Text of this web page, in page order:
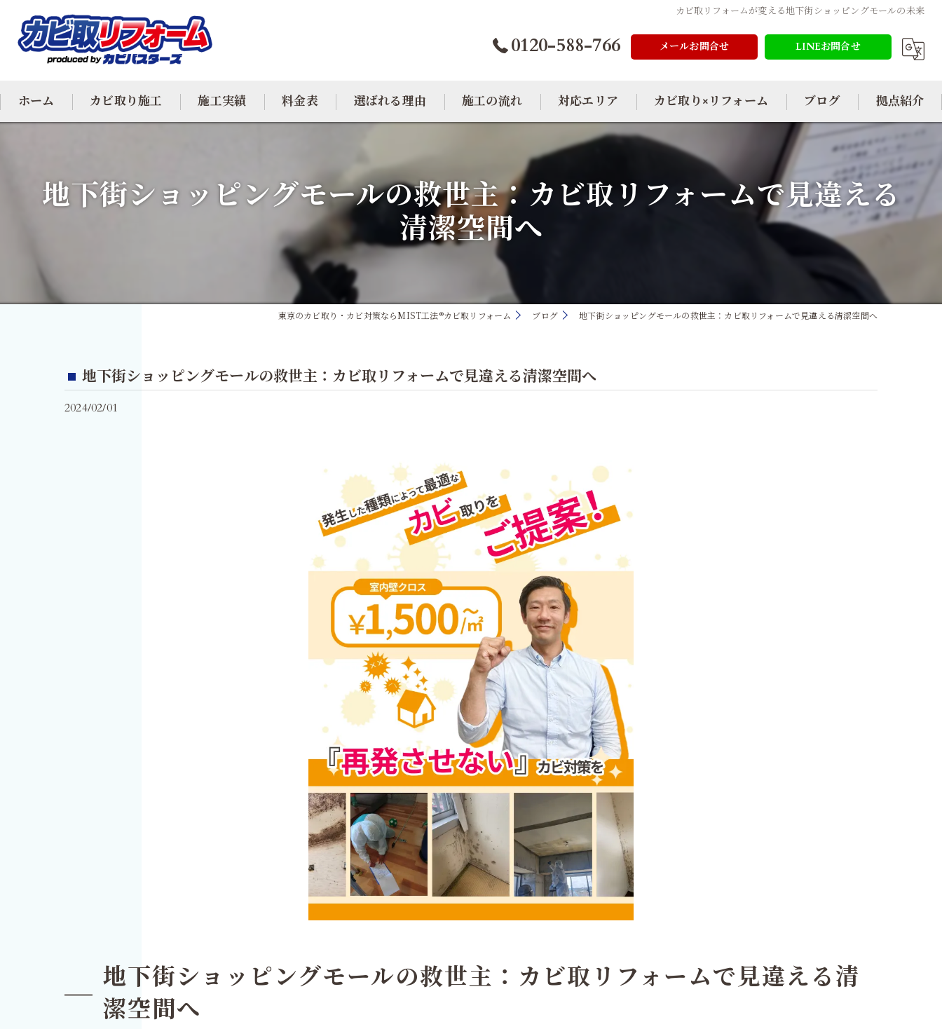
カビ取リフォームが変える地下街ショッピングモールの未来
0120-588-766 メールお問合せ LINEお問合せ
ホーム カビ取り施工
カビ除去
施工実績 料金表 選ばれる理由 施工の流れ 対応エリア
大阪のカビ取り
東京のカビ取り
カビ取り×リフォーム ブログ 拠点紹介
地下街ショッピングモールの救世主：カビ取リフォームで見違える
清潔空間へ
東京のカビ取り・カビ対策ならMIST工法®カビ取リフォーム ブログ 地下街ショッピングモールの救世主：カビ取リフォームで見違える清潔空間へ
地下街ショッピングモールの救世主：カビ取リフォームで見違える清潔空間へ
2024/02/01
地下街ショッピングモールの救世主：カビ取リフォームで見違える清
潔空間へ